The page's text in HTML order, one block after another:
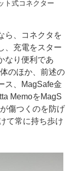
ト式コネクター
ら、コネクタを
、充電をスター
なり便利であ
のほか、前述の
ス、MagSafe金
MemoをMagS
傷つくのを防げ
て常に持ち歩け